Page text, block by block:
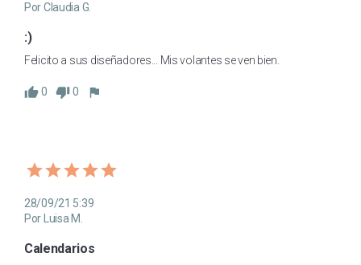
Por Claudia G.
:)
Felicito a sus diseñadores... Mis volantes se ven bien.
0 0
28/09/21 5:39
Por Luisa M.
Calendarios